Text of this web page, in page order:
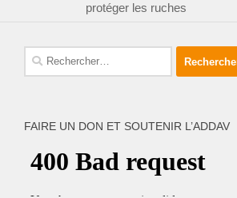
protéger les ruches
Rechercher :
FAIRE UN DON ET SOUTENIR L’ADDAV